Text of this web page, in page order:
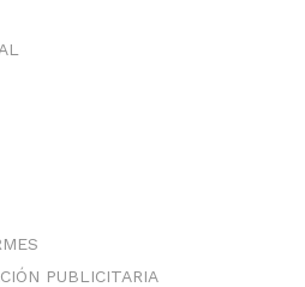
PUBLICITARIA